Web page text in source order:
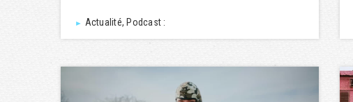
► Actualité, Podcast :